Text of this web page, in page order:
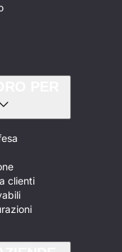
clienti